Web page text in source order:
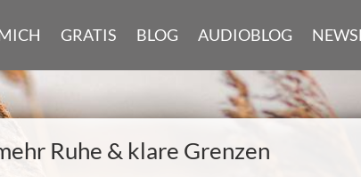
GRATIS BLOG AUDIOBLOG
Ruhe & klare Grenzen